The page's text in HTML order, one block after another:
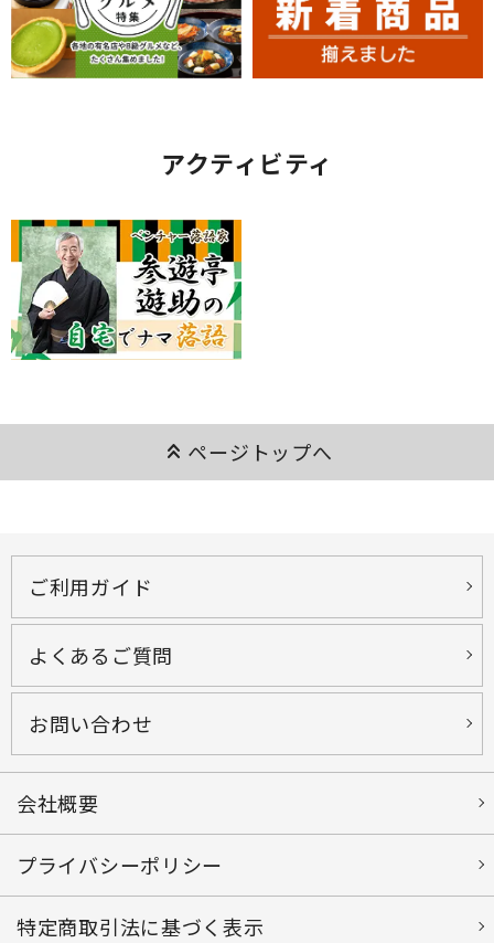
アクティビティ
keyboard_double_arrow_up ページトップへ
ご利用ガイド
よくあるご質問
お問い合わせ
会社概要
プライバシーポリシー
特定商取引法に基づく表示